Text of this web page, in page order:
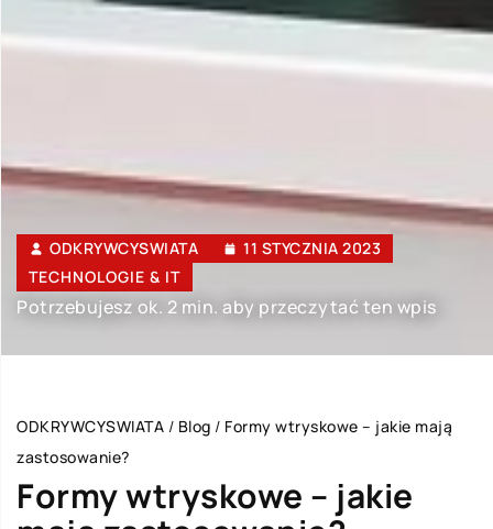
ODKRYWCYSWIATA
11 STYCZNIA 2023
TECHNOLOGIE & IT
Potrzebujesz ok. 2 min. aby przeczytać ten wpis
ODKRYWCYSWIATA / Blog / Formy wtryskowe – jakie mają
zastosowanie?
Formy wtryskowe – jakie